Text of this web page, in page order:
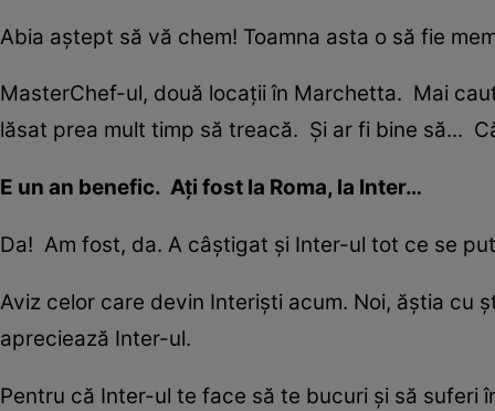
Abia aștept să vă chem! Toamna asta o să fie
MasterChef-ul, două locații în Marchetta. Mai
lăsat prea mult timp să treacă. Și ar fi bine să...
E un an benefic. Ați fost la Roma, la Inter…
Da! Am fost, da. A câștigat și Inter-ul tot ce se
Aviz celor care devin Interiști acum. Noi, ăștia cu
apreciează Inter-ul.
Pentru că Inter-ul te face să te bucuri și să